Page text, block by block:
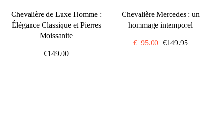
Chevalière de Luxe Homme :
Élégance Classique et Pierres
Moissanite
€149.00
Chevalière Mercedes : un
hommage intemporel
Prix
€195.00 Prix
€149.95